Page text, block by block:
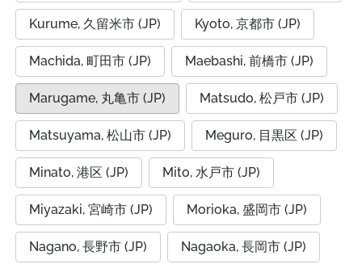
Kurume, 久留米市 (JP) Kyoto, 京都市 (JP)
Machida, 町田市 (JP) Maebashi, 前橋市 (JP)
Marugame, 丸亀市 (JP) Matsudo, 松戸市 (JP)
Matsuyama, 松山市 (JP) Meguro, 目黒区 (JP)
Minato, 港区 (JP) Mito, 水戸市 (JP)
Miyazaki, 宮崎市 (JP) Morioka, 盛岡市 (JP)
Nagano, 長野市 (JP) Nagaoka, 長岡市 (JP)